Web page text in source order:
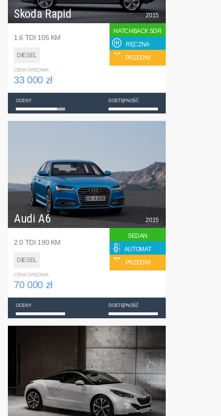
Skoda Rapid
1.6 TDI 105 KM
DIESEL
2015
HATCHBACK 5DR
RĘCZNA
PRZEDNI
CENA ŚREDNIA
33 000 zł
OCENY DOSTĘPNOŚĆ
Audi A6
2.0 TDI 190 KM
DIESEL
2015
SEDAN
AUTOMAT
PRZEDNI
CENA ŚREDNIA
70 000 zł
OCENY DOSTĘPNOŚĆ